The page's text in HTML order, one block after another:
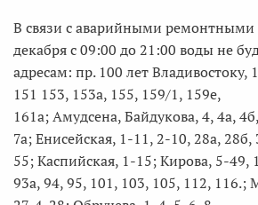
В связи с аварийными ремонтными
декабря с 09:00 до 21:00 воды не
адресам: пр. 100 лет Владивостоку,
151 153, 153а, 155, 159/1, 159е,
161а; Амудсена, Байдукова, 4, 4а,
7а; Енисейская, 1-11, 2-10, 28а, 28б,
55; Каспийская, 1-15; Кирова, 5-49,
93а, 94, 95, 101, 103, 105, 112, 116.;